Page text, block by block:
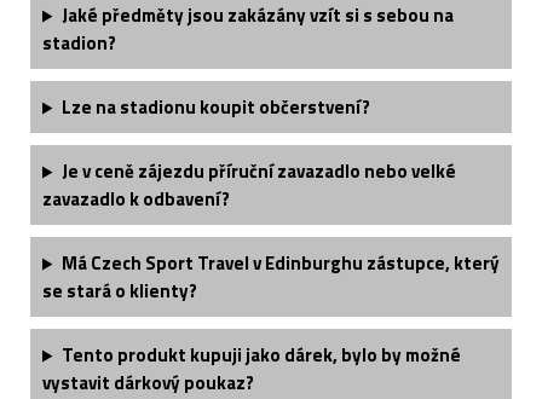
Jaké předměty jsou zakázány vzít si s sebou na
stadion?
Lze na stadionu koupit občerstvení?
Je v ceně zájezdu příruční zavazadlo nebo velké
zavazadlo k odbavení?
Má Czech Sport Travel v Edinburghu zástupce, který
se stará o klienty?
Tento produkt kupuji jako dárek, bylo by možné
vystavit dárkový poukaz?